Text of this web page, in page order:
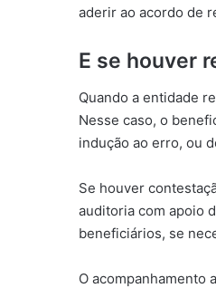
aderir ao acordo de
E se houver
Quando a entidade
Nesse caso, o
indução ao erro, ou
Se houver
auditoria com apoio
beneficiários, se
O acompanhamento